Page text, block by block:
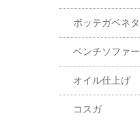
ボッテガベネタ
ベンチソファー
オイル仕上げ
コスガ